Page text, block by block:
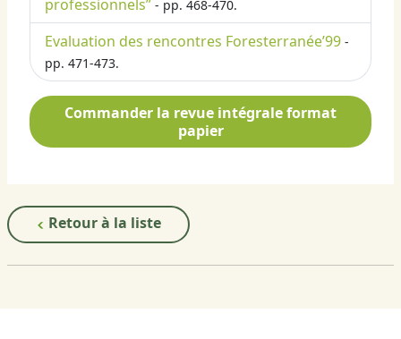
professionnels” - pp. 468-470.
Evaluation des rencontres Foresterranée’99 -
pp. 471-473.
Commander la revue intégrale format
papier
Retour à la liste